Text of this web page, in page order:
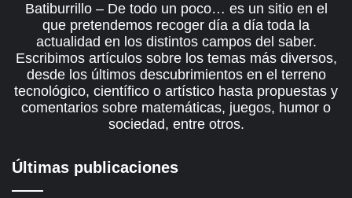
Batiburrillo – De todo un poco… es un sitio en el
que pretendemos recoger día a día toda la
actualidad en los distintos campos del saber.
Escribimos artículos sobre los temas más diversos,
desde los últimos descubrimientos en el terreno
tecnológico, científico o artístico hasta propuestas y
comentarios sobre matemáticas, juegos, humor o
sociedad, entre otros.
Últimas publicaciones